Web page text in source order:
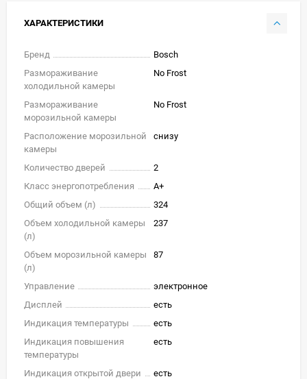
ХАРАКТЕРИСТИКИ
Бренд
Bosch
Размораживание
холодильной камеры
No Frost
Размораживание
морозильной камеры
No Frost
Расположение морозильной
камеры
снизу
Количество дверей
2
Класс энергопотребления
A+
Общий объем (л)
324
Объем холодильной камеры
(л)
237
Объем морозильной камеры
(л)
87
Управление
электронное
Дисплей
есть
Индикация температуры
есть
Индикация повышения
температуры
есть
Индикация открытой двери
есть